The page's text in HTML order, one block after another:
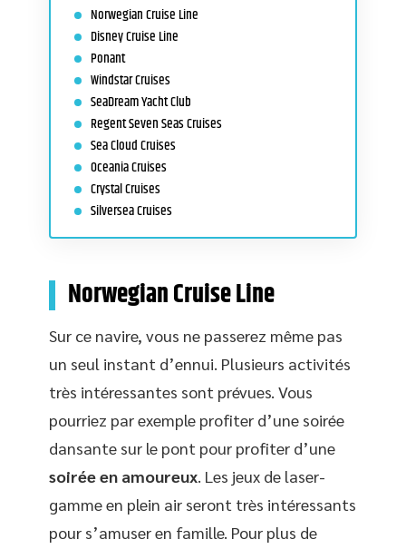
Norwegian Cruise Line
Disney Cruise Line
Ponant
Windstar Cruises
SeaDream Yacht Club
Regent Seven Seas Cruises
Sea Cloud Cruises
Oceania Cruises
Crystal Cruises
Silversea Cruises
Norwegian Cruise Line
Sur ce navire, vous ne passerez même pas
un seul instant d’ennui. Plusieurs activités
très intéressantes sont prévues. Vous
pourriez par exemple profiter d’une soirée
dansante sur le pont pour profiter d’une
soirée en amoureux. Les jeux de laser-
gamme en plein air seront très intéressants
pour s’amuser en famille. Pour plus de